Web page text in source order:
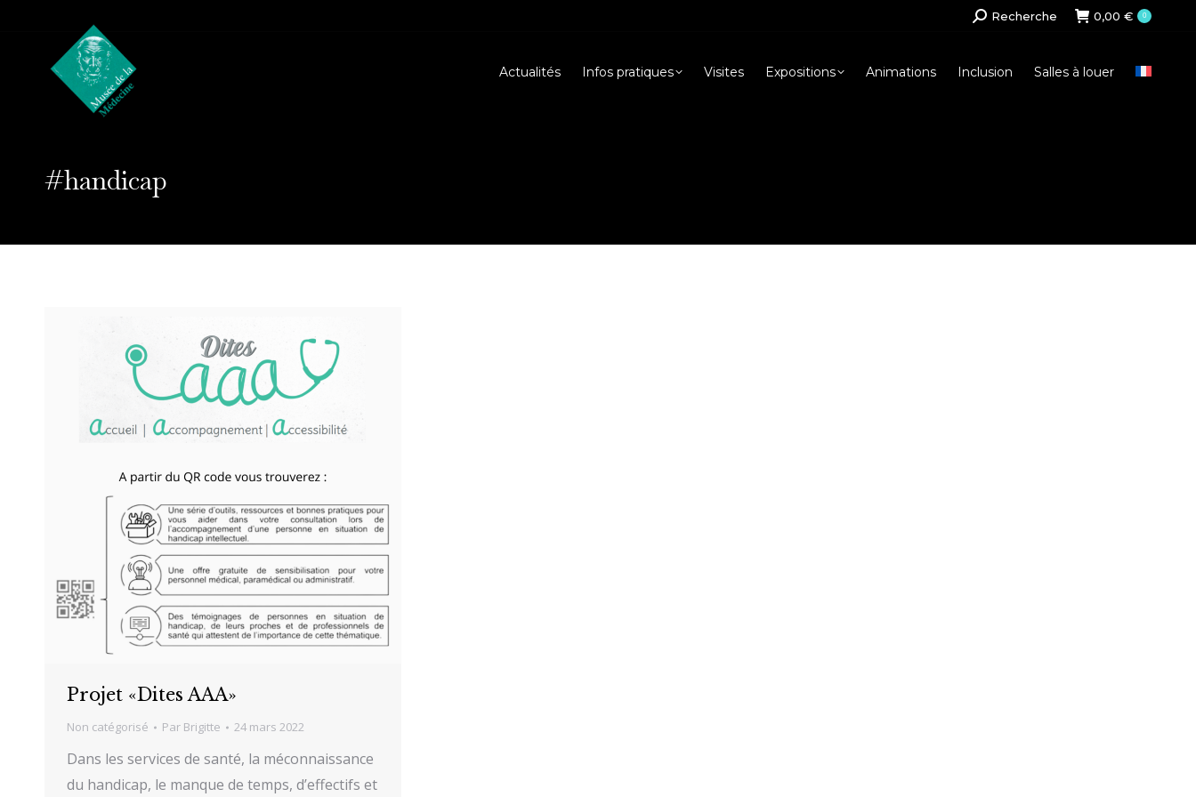
Search:
Recherche 0,00 € 0
Actualités Infos pratiques Visites Expositions Animations Inclusion Salles à louer
#handicap
Projet «Dites AAA»
Non catégorisé Par Brigitte 24 mars 2022
Dans les services de santé, la méconnaissance
du handicap, le manque de temps, d’effectifs et